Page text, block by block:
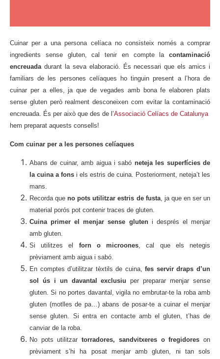
Cuinar per a una persona celíaca no consisteix només a comprar
ingredients sense gluten, cal tenir en compte la contaminació
encreuada durant la seva elaboració. És necessari que els amics i
familiars de les persones celíaques ho tinguin present a l’hora de
cuinar per a elles, ja que de vegades amb bona fe elaboren plats
sense gluten però realment desconeixen com evitar la contaminació
encreuada. És per això que des de l’Associació Celíacs de Catalunya
hem preparat aquests consells!
Com cuinar per a les persones celíaques
Abans de cuinar, amb aigua i sabó neteja les superfícies de
la cuina a fons i els estris de cuina. Posteriorment, neteja’t les
mans.
Recorda queno pots utilitzar estris de fusta, ja que en ser un
material porós pot contenir traces de gluten.
Cuina primer el menjar sense gluteni després el menjar
amb gluten.
Si utilitzes el forn o microones, cal que els netegis
prèviament amb aigua i sabó.
En comptes d’utilitzar tèxtils de cuina,fes servir draps d’un
sol ús i un davantal exclusiu per preparar menjar sense
gluten. Si no portes davantal, vigila no embrutar-te la roba amb
gluten (motlles de pa…) abans de posar-te a cuinar el menjar
sense gluten. Si entra en contacte amb el gluten, t’has de
canviar de la roba.
No pots utilitzartorradores, sandvitxeres o fregidores on
prèviament s’hi ha posat menjar amb gluten, ni tan sols